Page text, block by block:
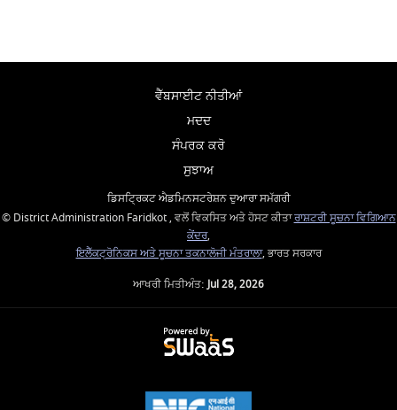
ਵੈੱਬਸਾਈਟ ਨੀਤੀਆਂ
ਮਦਦ
ਸੰਪਰਕ ਕਰੋ
ਸੁਝਾਅ
ਡਿਸਟ੍ਰਿਕਟ ਐਡਮਿਨਸਟਰੇਸ਼ਨ ਦੁਆਰਾ ਸਮੱਗਰੀ
© District Administration Faridkot , ਵਲੋਂ ਵਿਕਸਿਤ ਅਤੇ ਹੋਸਟ ਕੀਤਾਰਾਸ਼ਟਰੀ ਸੂਚਨਾ ਵਿਗਿਆਨ
ਕੇਂਦਰ,
ਇਲੈੱਕਟ੍ਰੋਨਿਕਸ ਅਤੇ ਸੂਚਨਾ ਤਕਨਾਲੋਜੀ ਮੰਤਰਾਲਾ, ਭਾਰਤ ਸਰਕਾਰ
ਆਖਰੀ ਮਿਤੀਅੰਤ:Jul 28, 2026